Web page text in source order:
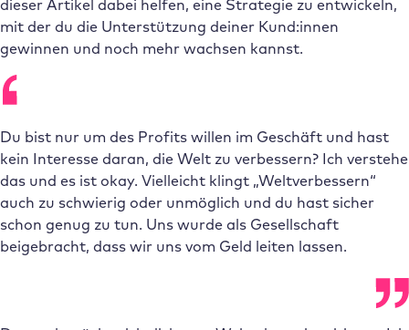
dieser Artikel dabei helfen, eine Strategie zu entwickeln,
mit der du die Unterstützung deiner Kund:innen
gewinnen und noch mehr wachsen kannst.
Du bist nur um des Profits willen im Geschäft und hast
kein Interesse daran, die Welt zu verbessern? Ich verstehe
das und es ist okay. Vielleicht klingt „Weltverbessern“
auch zu schwierig oder unmöglich und du hast sicher
schon genug zu tun. Uns wurde als Gesellschaft
beigebracht, dass wir uns vom Geld leiten lassen.